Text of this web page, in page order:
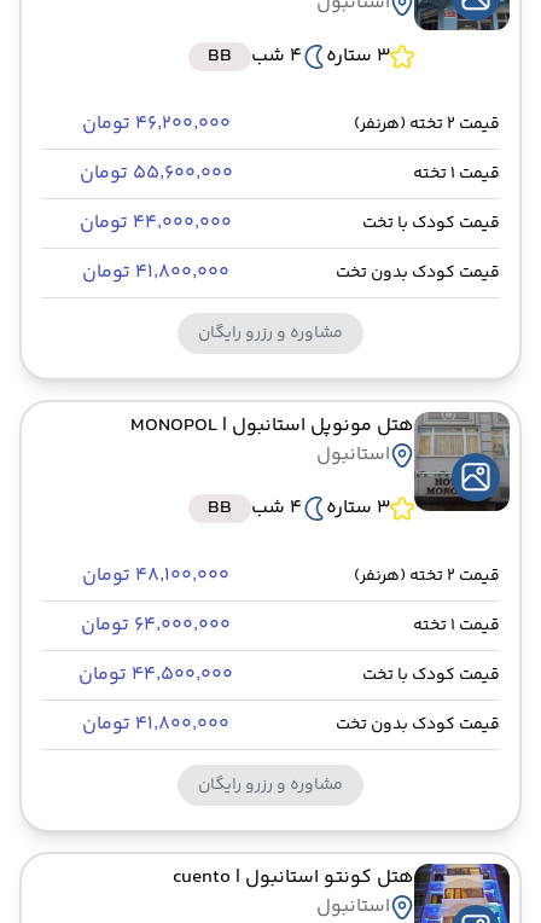
3 ستاره
4 شب BB
قیمت 2 تخته (هرنفر) ۴۶٬۲۰۰٬۰۰۰ تومان
قیمت 1 تخته ۵۵٬۶۰۰٬۰۰۰ تومان
قیمت کودک با تخت ۴۴٬۰۰۰٬۰۰۰ تومان
قیمت کودک بدون تخت ۴۱٬۸۰۰٬۰۰۰ تومان
مشاوره و رزرو رایگان
هتل مونوپل استانبول | MONOPOL
استانبول
3 ستاره
4 شب BB
قیمت 2 تخته (هرنفر) ۴۸٬۱۰۰٬۰۰۰ تومان
قیمت 1 تخته ۶۴٬۰۰۰٬۰۰۰ تومان
قیمت کودک با تخت ۴۴٬۵۰۰٬۰۰۰ تومان
قیمت کودک بدون تخت ۴۱٬۸۰۰٬۰۰۰ تومان
مشاوره و رزرو رایگان
هتل کونتو استانبول | cuento
استانبول